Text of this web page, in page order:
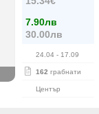
7.90лв
30.00лв
24.04 - 17.09
162 грабнати
Център